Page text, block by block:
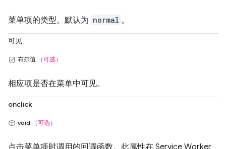
菜单项的类型。默认为 normal 。
可见
布尔值 （可选）
相应项是否在菜单中可见。
onclick
void （可选）
点击菜单项时调用的回调函数。此属性在 Service Worker